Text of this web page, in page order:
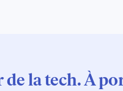
la tech. À